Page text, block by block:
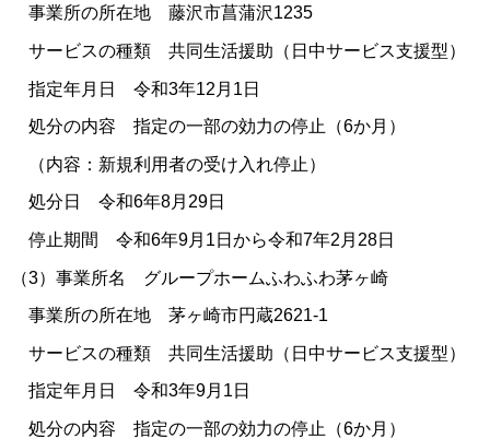
事業所の所在地 藤沢市菖蒲沢1235
サービスの種類 共同生活援助（日中サービス支援型）
指定年月日 令和3年12月1日
処分の内容 指定の一部の効力の停止（6か月）
（内容：新規利用者の受け入れ停止）
処分日 令和6年8月29日
停止期間 令和6年9月1日から令和7年2月28日
（3）事業所名 グループホームふわふわ茅ヶ崎
事業所の所在地 茅ヶ崎市円蔵2621-1
サービスの種類 共同生活援助（日中サービス支援型）
指定年月日 令和3年9月1日
処分の内容 指定の一部の効力の停止（6か月）